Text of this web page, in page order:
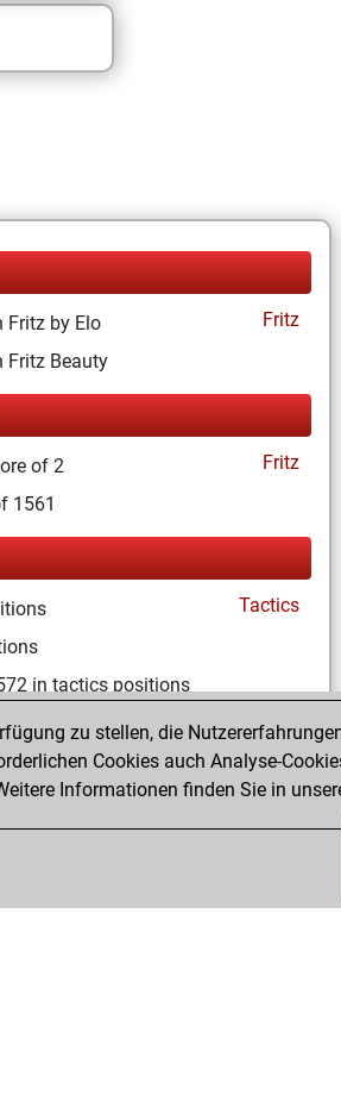
Fritz by Elo
Fritz
Fritz Beauty
of 2
Fritz
1561
Tactics
in tactics positions
Fritz
zu stellen, die
Cookies auch Analyse-
Informationen finden Sie in